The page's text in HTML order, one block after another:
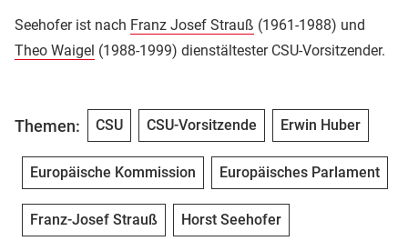
Seehofer ist nach Franz Josef Strauß (1961-1988) und
Theo Waigel (1988-1999) dienstältester CSU-Vorsitzender.
Themen: CSU CSU-Vorsitzende Erwin Huber
Europäische Kommission Europäisches Parlament
Franz-Josef Strauß Horst Seehofer